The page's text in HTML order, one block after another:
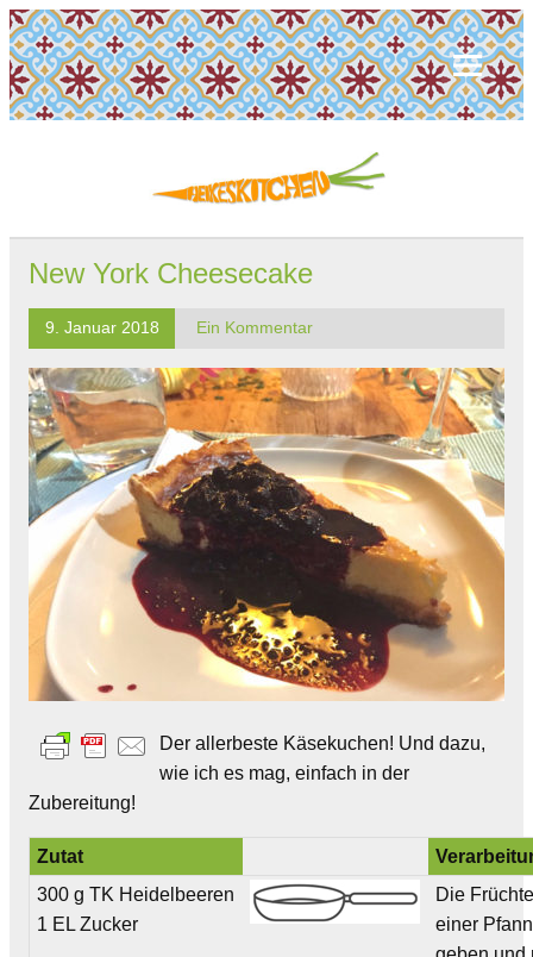
New York Cheesecake
9. Januar 2018 Ein Kommentar
Der allerbeste Käsekuchen! Und dazu,
wie ich es mag, einfach in der
Zubereitung!
Zutat
300 g TK Heidelbeeren
1 EL Zucker
Die
einer